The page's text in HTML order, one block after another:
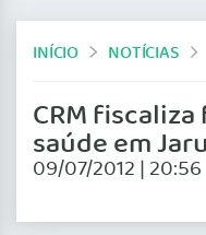
INÍCIO NOTÍCIAS
CRM
saúde em Jaru
09/07/2012 | 20:56